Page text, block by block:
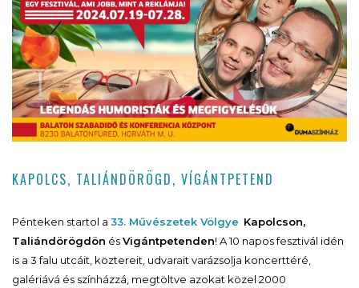
KAPOLCS, TALIÁNDÖRÖGD, VÍGÁNTPETEND
Pénteken startol a 33. Művészetek Völgye Kapolcson,
Taliándörögdön ésVigántpetenden! A 10 napos fesztivál idén
is a 3 falu utcáit, köztereit, udvarait varázsolja koncerttéré,
galériává és színházzá, megtöltve azokat közel 2000